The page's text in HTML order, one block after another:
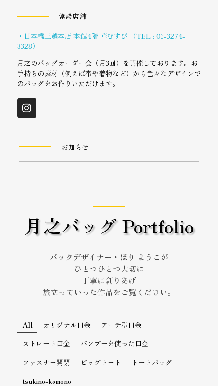
常設店舗
・日本橋三越本店 本館4階 華むすび （TEL : 03-3274-
8328）
月之のバッグオーダー会（月3回）を開催しております。お
手持ちの素材（例えば帯や着物など）から色々なデザインで
のバッグをお作りいただけます。
お知らせ
月之バッグ Portfolio
バックデザイナー・ほり ようこ が
ひとつひとつ大切に
丁寧に創りあげ
旅立っていった作品をご覧ください。
All オリジナル口金
アーチ型口金
ストレート口金
バンブーを使った口金
ファスナー開閉
ビッグトート
トートバッグ
tsukino-komono